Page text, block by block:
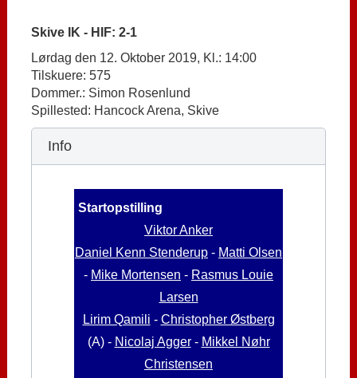
Skive IK - HIF: 2-1
Lørdag den 12. Oktober 2019, Kl.: 14:00
Tilskuere: 575
Dommer.: Simon Rosenlund
Spillested: Hancock Arena, Skive
Info
Startopstilling
Viktor Anker
Daniel Kenn Stenderup - Matti Olsen
- Mike Mortensen - Rasmus Louie
Larsen
Lirim Qamili - Christopher Østberg
(A) - Nicolaj Agger- Mikkel Nøhr
Christensen